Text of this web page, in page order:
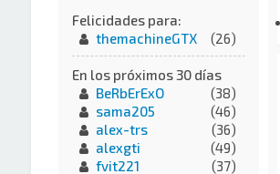
Felicidades para:
themachineGTX
(26)
En los próximos 30 días
BeRbErExO
(38)
sama205
(46)
alex-trs
(36)
alexgti
(49)
fvit221
(37)